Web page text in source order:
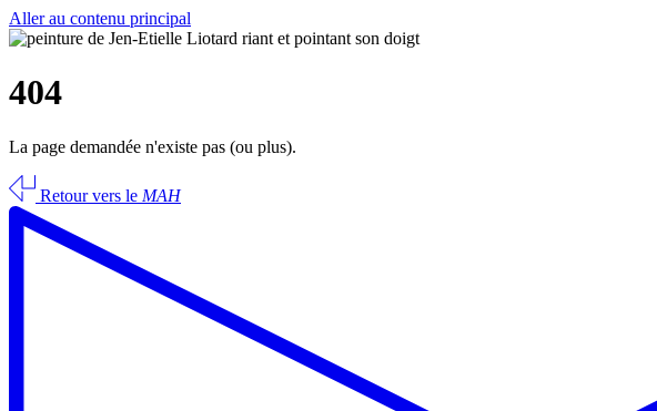
Aller au contenu principal
404
La page demandée n'existe pas (ou plus).
Retour vers le MAH